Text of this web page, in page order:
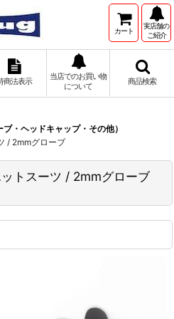
カート
実店舗の
ご紹介
商法表示
当店でのお買い物
について
商品検索
・ヘッドキャップ・その他）
/ 2mmグローブ
トスーツ / 2mmグローブ